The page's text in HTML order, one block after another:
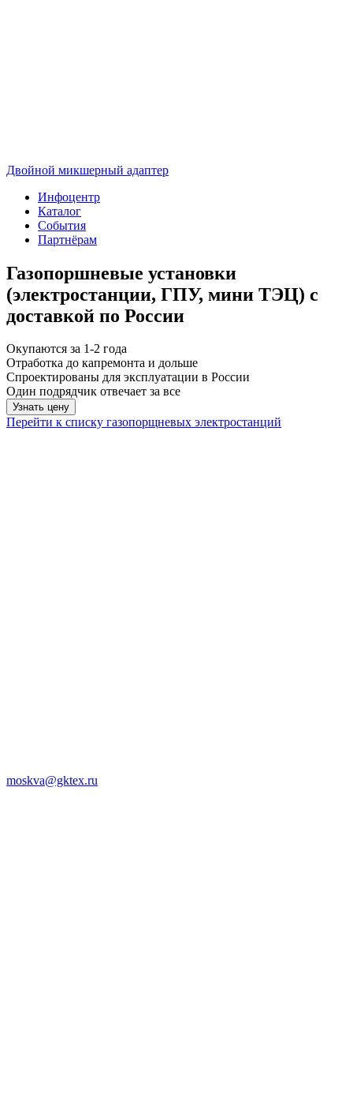
Двойной микшерный адаптер
Инфоцентр
Каталог
События
Партнёрам
Газопоршневые установки
(электростанции, ГПУ, мини ТЭЦ) с
доставкой по России
Окупаются за 1-2 года
Отработка до капремонта и дольше
Спроектированы для эксплуатации в России
Один подрядчик отвечает за все
Узнать цену
Перейти к списку газопорщневых электростанций
moskva@gktex.ru